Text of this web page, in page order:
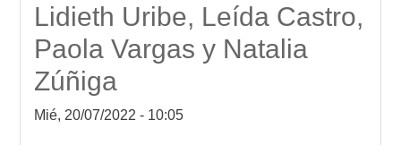
Lidieth Uribe, Leída Castro,
Paola Vargas y Natalia
Zúñiga
Mié, 20/07/2022 - 10:05